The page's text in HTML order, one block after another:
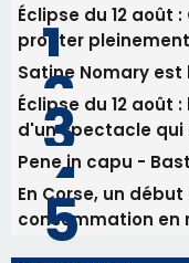
Newsletter
Inscrivez-vous à la
email les infos les
nos meilleurs articles